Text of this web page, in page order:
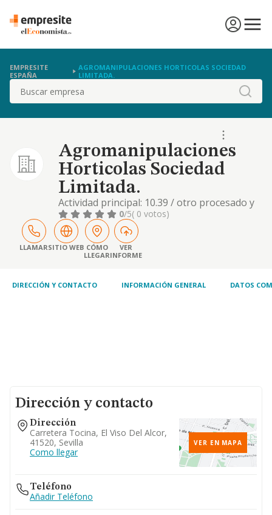
EMPRESITE
ESPAÑA
AGROMANIPULACIONES HORTICOLAS SOCIEDAD
LIMITADA.
Buscar
Agromanipulaciones
Horticolas Sociedad
Limitada.
Actividad principal: 10.39 / otro procesado y
conservación de frutas y hortalizas. otras
actividades: 01.61 / actividades de apoyo a la
agricultura
0/5( 0 votos)
LLAMARSITIO WEB CÓMO
LLEGAR
VER
INFORME
DIRECCIÓN Y CONTACTO INFORMACIÓN GENERAL DATOS
Dirección y contacto
Dirección
Carretera Tocina, El Viso Del Alcor,
41520, Sevilla
Como llegar
VER EN MAPA
Teléfono
Añadir Teléfono